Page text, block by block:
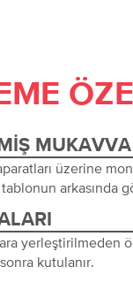
MUKAVVA
üzerine
arkasında
yerleştirilmeden
kutulanır.